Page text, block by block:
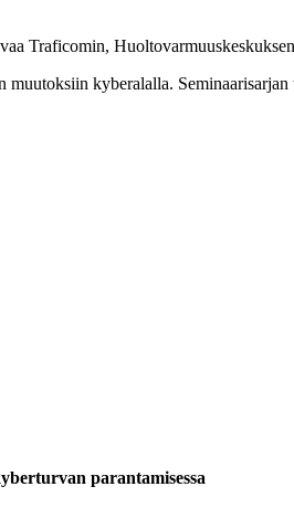
Traficomin,
kyberalalla.
parantamisessa